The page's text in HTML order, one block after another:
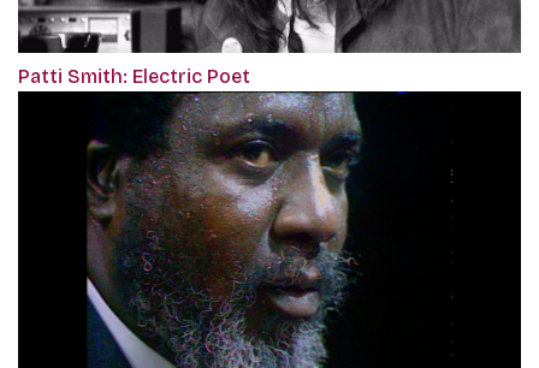
Patti Smith: Electric Poet